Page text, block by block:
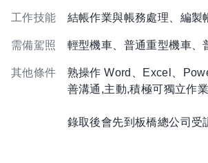
工作技能 結帳作業與帳務處理、編製
需備駕照 輕型機車、普通重型機車、
其他條件
熟操作 Word、Excel、
善溝通,主動,積極可獨立作
錄取後會先到板橋總公司受